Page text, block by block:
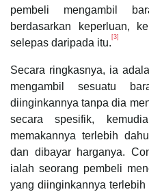
pembeli mengambil
berdasarkan keperluan,
selepas daripada itu. [3]
Secara ringkasnya, ia
mengambil sesuatu
diinginkannya tanpa dia
secara spesifik,
memakannya terlebih
dan dibayar harganya.
ialah seorang pembeli
yang diinginkannya